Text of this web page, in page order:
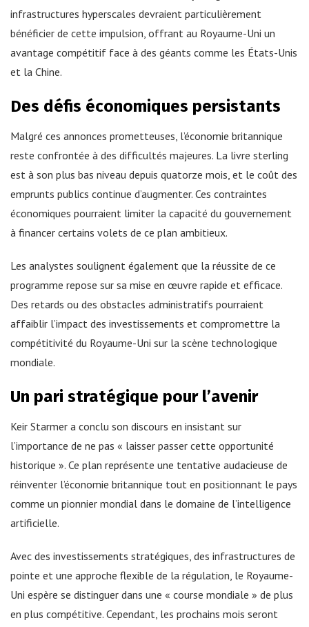
infrastructures hyperscales devraient particulièrement
bénéficier de cette impulsion, offrant au Royaume-Uni un
avantage compétitif face à des géants comme les États-Unis
et la Chine.
Des défis économiques persistants
Malgré ces annonces prometteuses, l’économie britannique
reste confrontée à des difficultés majeures. La livre sterling
est à son plus bas niveau depuis quatorze mois, et le coût des
emprunts publics continue d’augmenter. Ces contraintes
économiques pourraient limiter la capacité du gouvernement
à financer certains volets de ce plan ambitieux.
Les analystes soulignent également que la réussite de ce
programme repose sur sa mise en œuvre rapide et efficace.
Des retards ou des obstacles administratifs pourraient
affaiblir l’impact des investissements et compromettre la
compétitivité du Royaume-Uni sur la scène technologique
mondiale.
Un pari stratégique pour l’avenir
Keir Starmer a conclu son discours en insistant sur
l’importance de ne pas « laisser passer cette opportunité
historique ». Ce plan représente une tentative audacieuse de
réinventer l’économie britannique tout en positionnant le pays
comme un pionnier mondial dans le domaine de l’intelligence
artificielle.
Avec des investissements stratégiques, des infrastructures de
pointe et une approche flexible de la régulation, le Royaume-
Uni espère se distinguer dans une « course mondiale » de plus
en plus compétitive. Cependant, les prochains mois seront